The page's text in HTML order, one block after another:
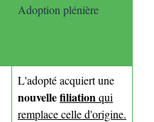
Adoption plénière
L'adopté acquiert une
nouvellefiliationqui
remplace celle d'origine.